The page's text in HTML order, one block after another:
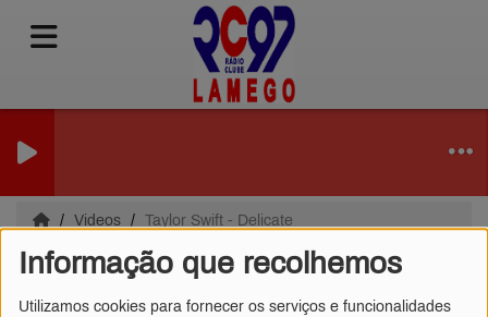
Informação que recolhemos
Utilizamos cookies para fornecer os serviços e funcionalidades
Videos Taylor Swift - Delicate
Taylor Swift - Delicate